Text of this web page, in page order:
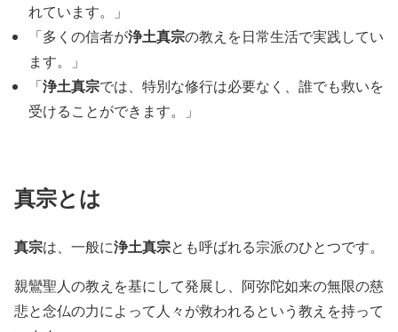
れています。」
「多くの信者が浄土真宗の教えを日常生活で実践してい
ます。」
「浄土真宗では、特別な修行は必要なく、誰でも救いを
受けることができます。」
真宗とは
真宗は、一般に浄土真宗とも呼ばれる宗派のひとつです。
親鸞聖人の教えを基にして発展し、阿弥陀如来の無限の慈
悲と念仏の力によって人々が救われるという教えを持って